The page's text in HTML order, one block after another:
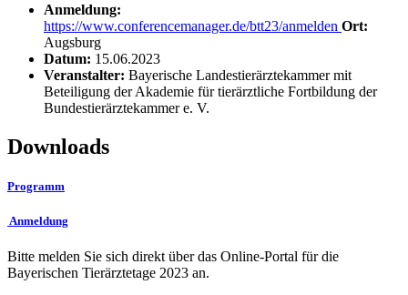
Anmeldung:
https://www.conferencemanager.de/btt23/anmelden Ort:
Augsburg
Datum: 15.06.2023
Veranstalter: Bayerische Landestierärztekammer mit
Beteiligung der Akademie für tierärztliche Fortbildung der
Bundestierärztekammer e. V.
Downloads
Programm
Anmeldung
Bitte melden Sie sich direkt über das Online-Portal für die
Bayerischen Tierärztetage 2023 an.